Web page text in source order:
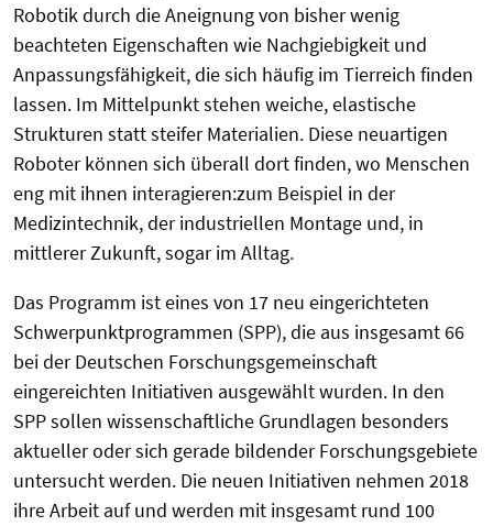
Robotik durch die Aneignung von bisher wenig
beachteten Eigenschaften wie Nachgiebigkeit und
Anpassungsfähigkeit, die sich häufig im Tierreich finden
lassen. Im Mittelpunkt stehen weiche, elastische
Strukturen statt steifer Materialien. Diese neuartigen
Roboter können sich überall dort finden, wo Menschen
eng mit ihnen interagieren:zum Beispiel in der
Medizintechnik, der industriellen Montage und, in
mittlerer Zukunft, sogar im Alltag.
Das Programm ist eines von 17 neu eingerichteten
Schwerpunktprogrammen (SPP), die aus insgesamt 66
bei der Deutschen Forschungsgemeinschaft
eingereichten Initiativen ausgewählt wurden. In den
SPP sollen wissenschaftliche Grundlagen besonders
aktueller oder sich gerade bildender Forschungsgebiete
untersucht werden. Die neuen Initiativen nehmen 2018
ihre Arbeit auf und werden mit insgesamt rund 100